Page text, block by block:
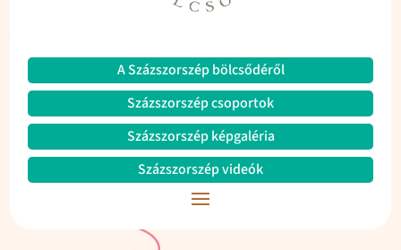
A Százszorszép bölcsődéről
Százszorszép csoportok
Százszorszép képgaléria
Százszorszép videók